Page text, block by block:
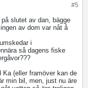
#5
slutet av dan, bägge
av dom var nåt å
i
så dagens fiske
Ka (eller framöver kan de
min bil, men, just nu äre